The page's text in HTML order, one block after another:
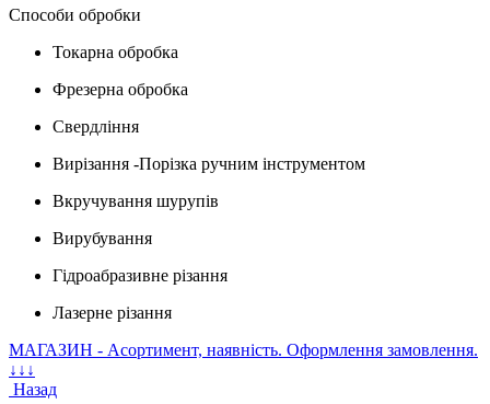
Способи обробки
Токарна обробка
Фрезерна обробка
Свердління
Вирізання -Порізка ручним інструментом
Вкручування шурупів
Вирубування
Гідроабразивне різання
Лазерне різання
МАГАЗИН - Асортимент, наявність. Оформлення замовлення.
↓↓↓
Назад